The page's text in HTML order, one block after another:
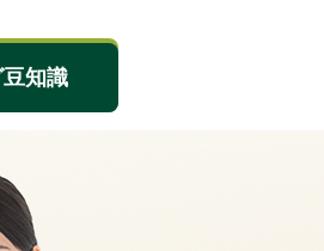
知識